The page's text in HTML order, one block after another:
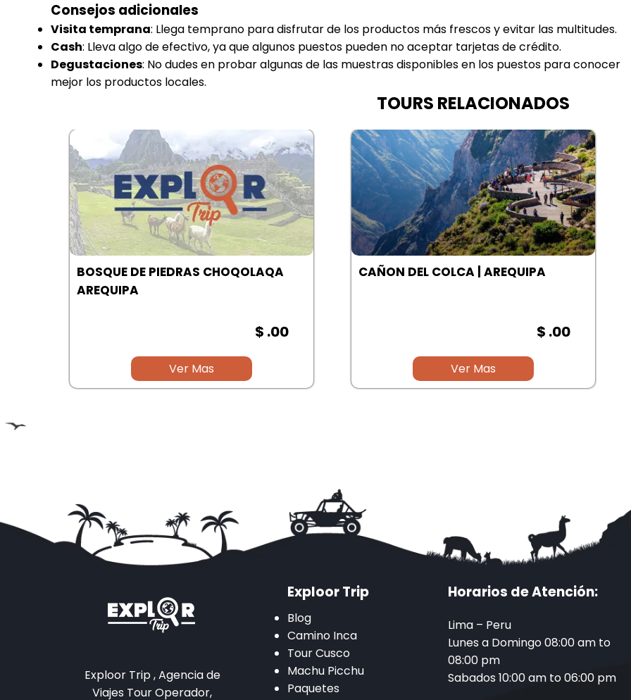
Consejos adicionales
Visita temprana: Llega temprano para disfrutar de los productos más frescos y evitar las multitudes.
Cash: Lleva algo de efectivo, ya que algunos puestos pueden no aceptar tarjetas de crédito.
Degustaciones: No dudes en probar algunas de las muestras disponibles en los puestos para conocer
mejor los productos locales.
TOURS RELACIONADOS
CAÑON DEL COLCA | AREQUIPA
$ .00
Ver Mas
LAGUNA SALINAS | AREQUIPA
$ .00
Ver Mas
Exploor Trip , Agencia de
Viajes Tour Operador,
Exploor Trip
Blog
Camino Inca
Tour Cusco
Machu Picchu
Paquetes
Horarios de Atención:
Lima – Peru
Lunes a Domingo 08:00 am to
08:00 pm
Sabados 10:00 am to 06:00 pm